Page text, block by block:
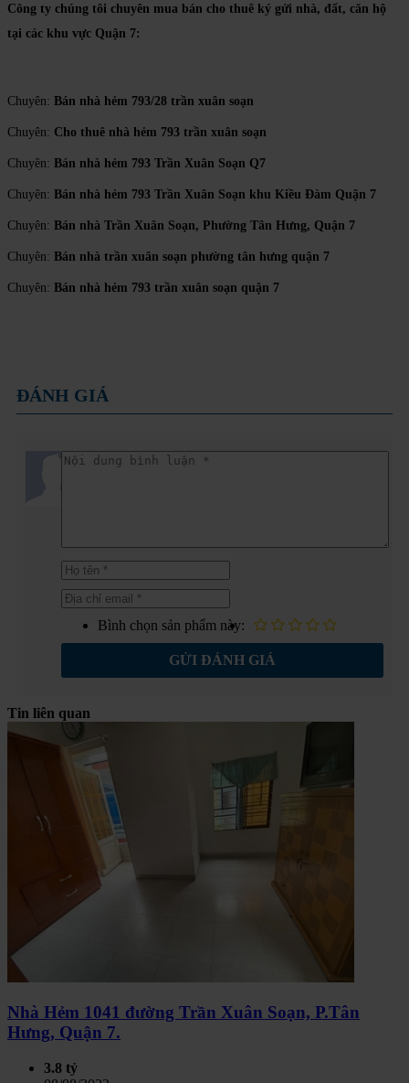
Công ty chúng tôi chuyên mua bán cho thuê ký gửi nhà, đất, căn hộ
tại các khu vực Quận 7:
Chuyên: Bán nhà hẻm 793/28 trần xuân soạn
Chuyên: Cho thuê nhà hẻm 793 trần xuân soạn
Chuyên: Bán nhà hẻm 793 Trần Xuân Soạn Q7
Chuyên: Bán nhà hẻm 793 Trần Xuân Soạn khu Kiều Đàm Quận 7
Chuyên: Bán nhà Trần Xuân Soạn, Phường Tân Hưng, Quận 7
Chuyên: Bán nhà trần xuân soạn phường tân hưng quận 7
Chuyên: Bán nhà hẻm 793 trần xuân soạn quận 7
ĐÁNH GIÁ
Bình chọn sản phẩm này:
GỬI ĐÁNH GIÁ
Tin liên quan
Nhà Hẻm 1041 đường Trần Xuân Soạn, P.Tân
Hưng, Quận 7.
3.8 tỷ